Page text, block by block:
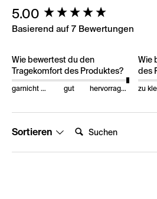
5.00
Basierend auf 7 Bewertungen
Wie bewertest du den
Tragekomfort des Produktes?
garnicht gut gut hervorragend
Wie
des
zu
Sortieren
New content loaded